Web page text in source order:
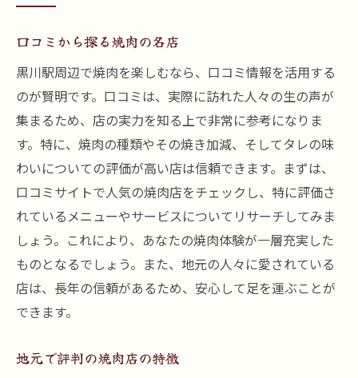
口コミから探る焼肉の名店
黒川駅周辺で焼肉を楽しむなら、口コミ情報を活用する
のが賢明です。口コミは、実際に訪れた人々の生の声が
集まるため、店の実力を知る上で非常に参考になりま
す。特に、焼肉の種類やその焼き加減、そしてタレの味
わいについての評価が高い店は信頼できます。まずは、
口コミサイトで人気の焼肉店をチェックし、特に評価さ
れているメニューやサービスについてリサーチしてみま
しょう。これにより、あなたの焼肉体験が一層充実した
ものとなるでしょう。また、地元の人々に愛されている
店は、長年の信頼があるため、安心して足を運ぶことが
できます。
地元で評判の焼肉店の特徴